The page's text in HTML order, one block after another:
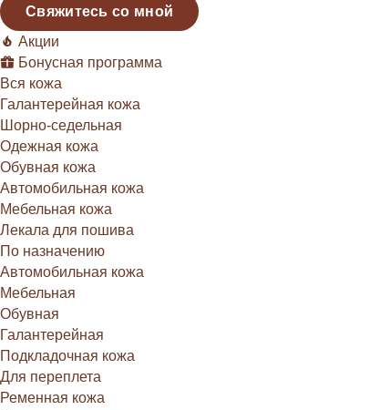
Свяжитесь со мной
Акции
Бонусная программа
Вся кожа
Галантерейная кожа
Шорно-седельная
Одежная кожа
Обувная кожа
Автомобильная кожа
Мебельная кожа
Лекала для пошива
По назначению
Автомобильная кожа
Мебельная
Обувная
Галантерейная
Подкладочная кожа
Для переплета
Ременная кожа